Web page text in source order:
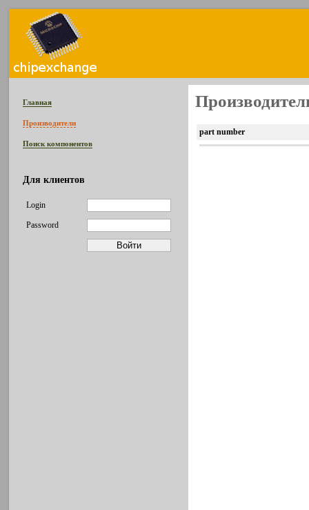
Главная
Производители
Поиск компонентов
Для клиентов
Login
Password
part number